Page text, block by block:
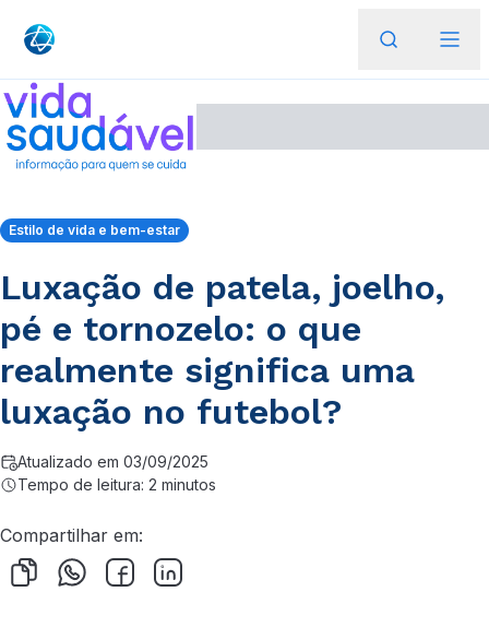
Estilo de vida e bem-estar
Luxação de patela, joelho,
pé e tornozelo: o que
realmente significa uma
luxação no futebol?
Atualizado em 03/09/2025
Tempo de leitura: 2 minutos
Compartilhar em: